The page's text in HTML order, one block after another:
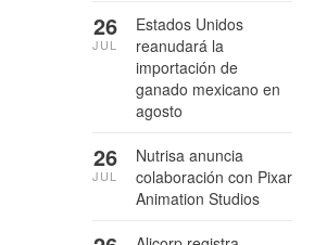
Estados Unidos
reanudará la
importación de
ganado mexicano en
agosto
26
JUL
Nutrisa anuncia
colaboración con Pixar
Animation Studios
26
JUL